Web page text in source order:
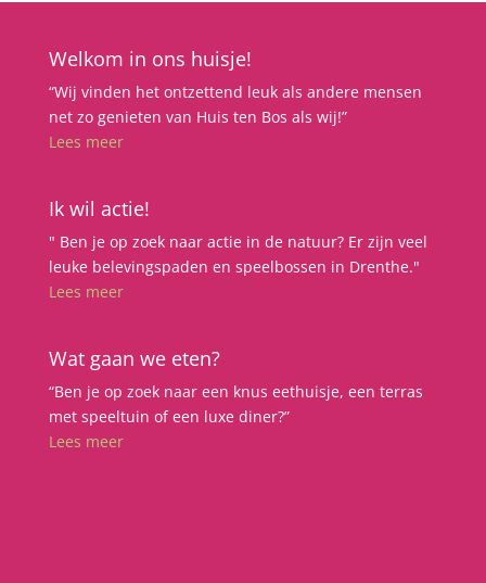
Welkom in ons huisje!
“Wij vinden het ontzettend leuk als andere mensen
net zo genieten van Huis ten Bos als wij!”
Lees meer
Ik wil actie!
" Ben je op zoek naar actie in de natuur? Er zijn veel
leuke belevingspaden en speelbossen in Drenthe."
Lees meer
Wat gaan we eten?
“Ben je op zoek naar een knus eethuisje, een terras
met speeltuin of een luxe diner?”
Lees meer